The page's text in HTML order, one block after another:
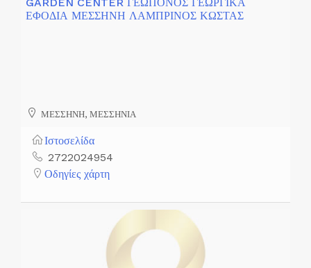
ΕΦΟΔΙΑ ΜΕΣΣΗΝΗ ΛΑΜΠΡΙΝΟΣ ΚΩΣΤΑΣ
ΜΕΣΣΗΝΗ, ΜΕΣΣΗΝΙΑ
Ιστοσελίδα
2722024954
Οδηγίες χάρτη